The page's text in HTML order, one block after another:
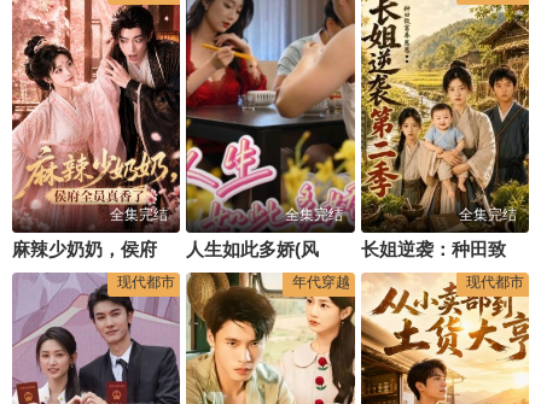
全集完结 全集完结 全集完结
长姐逆袭：种田致富养崽崽第二季
现代都市 年代穿越 现代都市